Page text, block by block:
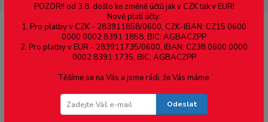
BEST-LED žárovka E27, 240V,
12W,1056lm-1230lm, 3000K
POZOR!! od 3.8. došlo ke změně účtů jak v CZK tak v EUR!
Nově platí účty:
1. Pro platby v CZK - 283911858/0600, CZK-IBAN: CZ15 0600
0000 0002 8391 1858, BIC: AGBACZPP
2. Pro platby v EUR - 283911735/0600, IBAN: CZ38 0600 0000
0002 8391 1735, BIC: AGBACZPP
Těšíme se na Vás a jsme rádi, že Vás máme.
Odeslat